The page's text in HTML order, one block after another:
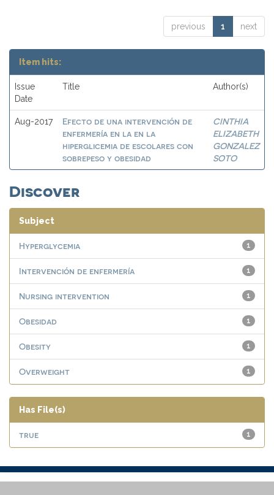
previous 1 next
Item hits:
Issue
Date
Title Author(s)
Aug-2017
Efecto de una intervención de
enfermería en la en la
hiperglicemia de escolares con
sobrepeso y obesidad
CINTHIA
ELIZABETH
GONZALEZ
SOTO
Discover
Subject
1
Hyperglycemia
1
Intervención de enfermería
1
Nursing intervention
1
Obesidad
1
Obesity
1
Overweight
Has File(s)
1
true